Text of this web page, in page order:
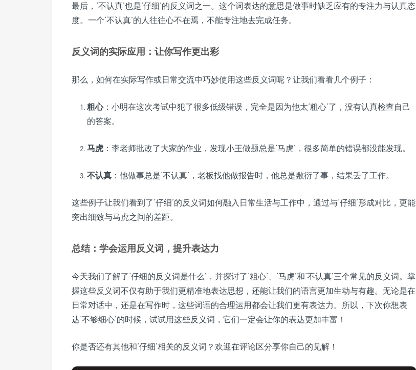
最后，‘不认真’也是‘仔细’的反义词之一。这个词表达的意思是做事时缺乏应有的专注力与认真态
度。一个‘不认真’的人往往心不在焉，不能专注地去完成任务。
反义词的实际应用：让你写作更出彩
那么，如何在实际写作或日常交流中巧妙使用这些反义词呢？让我们看看几个例子：
粗心：小明在这次考试中犯了很多低级错误，完全是因为他太‘粗心’了，没有认真检查自己
的答案。
马虎 ：李老师批改了大家的作业，发现小王做题总是‘马虎’，很多简单的错误都没能发现。
不认真 ：他做事总是‘不认真’，老板找他做报告时，他总是敷衍了事，结果丢了工作。
这些例子让我们看到了‘仔细’的反义词如何融入日常生活与工作中，通过与‘仔细’形成对比，更能
突出细致与马虎之间的差距。
总结：学会运用反义词，提升表达力
今天我们了解了‘仔细的反义词是什么’，并探讨了‘粗心’、‘马虎’和‘不认真’三个常见的反义词。掌
握这些反义词不仅有助于我们更精准地表达思想，还能让我们的语言更加生动与有趣。无论是在
日常对话中，还是在写作时，这些词语的合理运用都会让我们更有表达力。所以，下次你想表
达‘不够细心’的时候，试试用这些反义词，它们一定会让你的表达更加丰富！
你是否还有其他和‘仔细’相关的反义词？欢迎在评论区分享你自己的见解！